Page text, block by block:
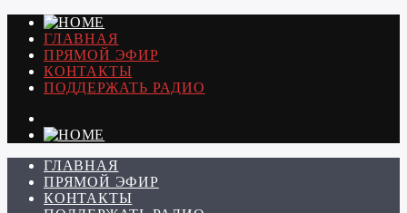
ГЛАВНАЯ
ПРЯМОЙ ЭФИР
КОНТАКТЫ
ПОДДЕРЖАТЬ РАДИО
ГЛАВНАЯ
ПРЯМОЙ ЭФИР
КОНТАКТЫ